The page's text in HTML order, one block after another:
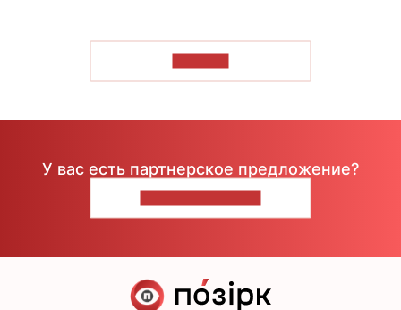
У вас есть партнерское предложение?